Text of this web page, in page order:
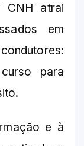
CNH atrai
em
para
e à